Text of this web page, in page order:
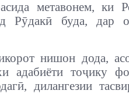
метавонем, ки
Рӯдакӣ буда, дар
нишон дода,
адабиёти тоҷику
дилангезии